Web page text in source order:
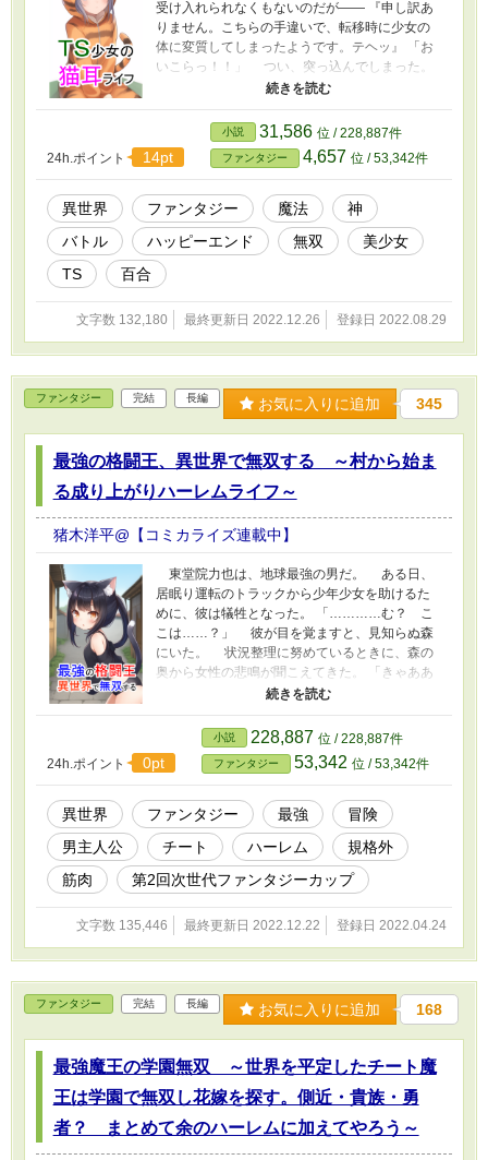
受け入れられなくもないのだが―― 『申し訳あ
りません。こちらの手違いで、転移時に少女の
体に変質してしまったようです。テヘッ』 「お
いこらっ！！」 つい、突っ込んでしまった。
女神のミスで、俺の性別が男から女に変わっ
だ。 『せめてものお詫びとして、最強のチート
装備を送ります』 「おおっ！ こういうのを求
めていたんだよ！」 過ぎてしまったことは仕
方ない。 さっそく、最強のチート装備とやら
を確認しよう。 「……って、何だこれ？」 猫
の着ぐるみじみた装備だ。 猫耳付きのフード
に、モコモコしたボディ。 さらに、肉球付き
の手袋と足袋まである。 『では、ご健闘をお祈
りしていますね』 女神からの連絡はそこで途
絶えた。 くそ～！ 「こうなりゃヤケだ！ 少
女の体に猫耳装備をまとい、この世界で無双し
まくってやるぜ！！！」 せいぜい楽しませて
もらうことにしよう。
24h.ポイント 14pt
小説 31,586 位 / 228,887件
ファンタジー 4,657 位 / 53,342件
異世界 ファンタジー 魔法
神
バトル
ハッピーエンド 無双
美少女
TS
百合
文字数 132,180 最終更新日 2022.12.26 登録日 2022.08.29
ファンタジー 完結 長編 お気に入りに追加 345
最強の格闘王、異世界で無双する ～村から始ま
る成り上がりハーレムライフ～
猪木洋平@【コミカライズ連載中】
東堂院力也は、地球最強の男だ。 ある日、
居眠り運転のトラックから少年少女を助けるた
めに、彼は犠牲となった。 「…………む？ こ
こは……？」 彼が目を覚ますと、見知らぬ森
にいた。 状況整理に努めているときに、森の
奥から女性の悲鳴が聞こえてきた。 「きゃああ
あっ！」 「むっ！ 女の悲鳴か……。今向かう
て、女性の姿が見えてきた。 数人の男に押さ
えつけられている。 服を脱がされ、半裸の状
態だ。 「そこまでだ！ 賊どもめ！」 東堂院
力也が大声でそう言う。 男たちが彼を見る。
「何だあ？ てめえは！」 「けっ。通りすがり
の冒険者かと思ったが……。見たところ丸腰じ
ゃねえか」 「消えろ。ぶっ飛ばされんうちに
な」 賊たちがそう言って凄む。 東堂院力也
は油断なく、しかしそれでいて泰然と構えを取
ったのだった。
24h.ポイント 0pt
小説 228,887 位 / 228,887件
ファンタジー 53,342 位 / 53,342件
異世界 ファンタジー 最強
冒険
男主人公
チート ハーレム
規格外
筋肉
第2回次世代ファンタジーカップ
文字数 135,446 最終更新日 2022.12.22 登録日 2022.04.24
ファンタジー 完結 長編 お気に入りに追加 168
最強魔王の学園無双 ～世界を平定したチート魔
王は学園で無双し花嫁を探す。側近・貴族・勇
者？ まとめて余のハーレムに加えてやろう～